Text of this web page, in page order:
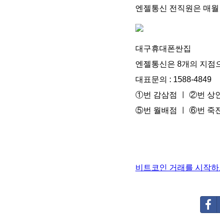
엔젤통신 전직원은 매
대구휴대폰싼집
엔젤통신은 8개의 지점
대표문의 : 1588-4849
①번 감삼점 ㅣ ②번 상
⑤번 월배점 ㅣ ⑥번 죽
비트코인 거래를 시작